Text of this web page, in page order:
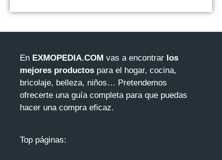
En EXMOPEDIA.COM vas a encontrar los
mejores productos para el hogar, cocina,
bricolaje, belleza, niños… Pretendemos
ofrecerte una guía completa para que puedas
hacer una compra eficaz.
Top páginas: